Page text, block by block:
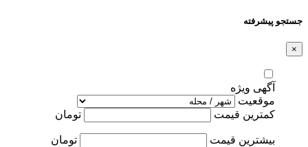
جستجو پیشرفته
×
آگهی ویژه
موقعیت
کمترین قیمت
تومان
بیشترین قیمت تومان